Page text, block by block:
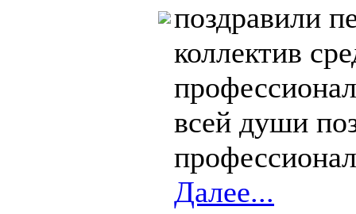
поздравили
коллектив
всей души
Далее...